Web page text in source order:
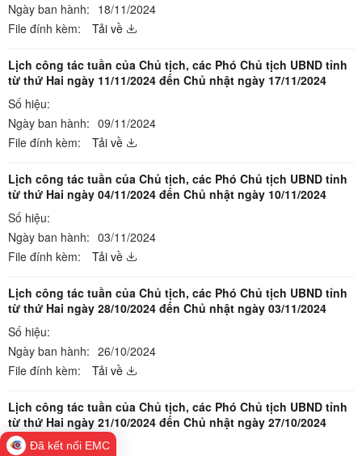
Ngày ban hành: 18/11/2024
File đính kèm:
Tải về
Lịch công tác tuần của Chủ tịch, các Phó Chủ tịch UBND tỉnh
từ thứ Hai ngày 11/11/2024 đến Chủ nhật ngày 17/11/2024
Số hiệu:
Ngày ban hành: 09/11/2024
File đính kèm:
Tải về
Lịch công tác tuần của Chủ tịch, các Phó Chủ tịch UBND tỉnh
từ thứ Hai ngày 04/11/2024 đến Chủ nhật ngày 10/11/2024
Số hiệu:
Ngày ban hành: 03/11/2024
File đính kèm:
Tải về
Lịch công tác tuần của Chủ tịch, các Phó Chủ tịch UBND tỉnh
từ thứ Hai ngày 28/10/2024 đến Chủ nhật ngày 03/11/2024
Số hiệu:
Ngày ban hành: 26/10/2024
File đính kèm:
Tải về
Lịch công tác tuần của Chủ tịch, các Phó Chủ tịch UBND tỉnh
từ thứ Hai ngày 21/10/2024 đến Chủ nhật ngày 27/10/2024
Số hiệu:Đã kết nối EMC